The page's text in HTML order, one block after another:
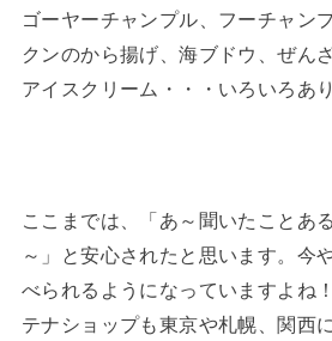
ゴーヤーチャンプル、フーチャン
クンのから揚げ、海ブドウ、ぜん
アイスクリーム・・・いろいろあり
ここまでは、「あ～聞いたことあ
～」と安心されたと思います。今
べられるようになっていますよね
テナショップも東京や札幌、関西